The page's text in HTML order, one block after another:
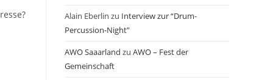
Alain Eberlin zu Interview zur “Drum-
Percussion-Night”
AWO Saaarland zu AWO – Fest der
Gemeinschaft